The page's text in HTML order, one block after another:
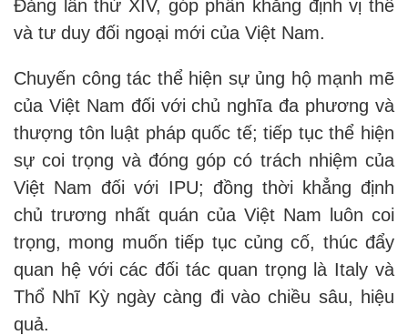
Đảng lần thứ XIV, góp phần khẳng định vị thế
và tư duy đối ngoại mới của Việt Nam.
Chuyến công tác thể hiện sự ủng hộ mạnh mẽ
của Việt Nam đối với chủ nghĩa đa phương và
thượng tôn luật pháp quốc tế; tiếp tục thể hiện
sự coi trọng và đóng góp có trách nhiệm của
Việt Nam đối với IPU; đồng thời khẳng định
chủ trương nhất quán của Việt Nam luôn coi
trọng, mong muốn tiếp tục củng cố, thúc đẩy
quan hệ với các đối tác quan trọng là Italy và
Thổ Nhĩ Kỳ ngày càng đi vào chiều sâu, hiệu
quả.